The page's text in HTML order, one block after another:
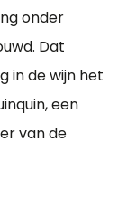
onder
Dat
in de wijn het
een
van de